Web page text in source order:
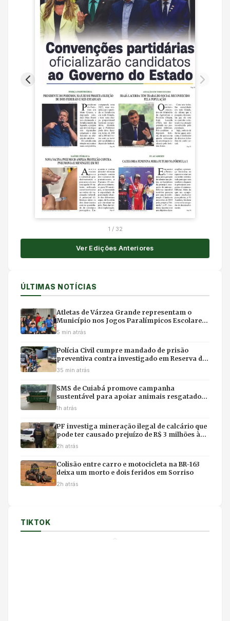
1 / 32
Ver Edições Anteriores
ÚLTIMAS NOTÍCIAS
Atletas de Várzea Grande representam o
Município nos Jogos Paralímpicos Escolares
de Mato Grosso
5 min atrás
Polícia Civil cumpre mandado de prisão
preventiva contra investigado em Reserva do
Cabaçal
35 min atrás
SMS de Cuiabá promove campanha
sustentável para apoiar animais resgatados
pela Associação LUNAAR
1h atrás
PF investiga mineração ilegal de calcário que
pode ter causado prejuízo de R$ 3 milhões à
União em Mato Grosso
2h atrás
Colisão entre carro e motocicleta na BR-163
deixa um morto e dois feridos em Sorriso
2h atrás
TIKTOK